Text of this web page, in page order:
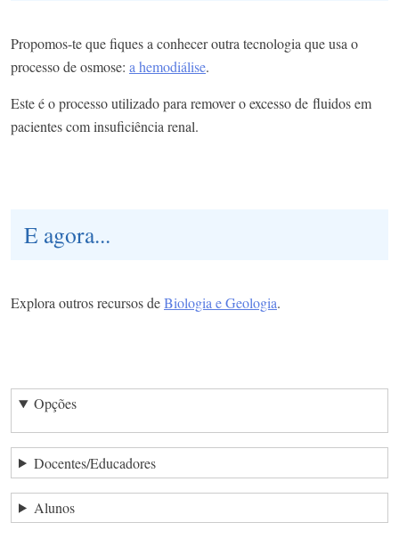
Propomos-te que fiques a conhecer outra tecnologia que usa o
processo de osmose: a hemodiálise.​
Este é o processo utilizado para remover o excesso de fluidos em
pacientes com insuficiência renal.
E agora...
Explora outros recursos deBiologia e Geologia.
Opções
Docentes/Educadores
Alunos